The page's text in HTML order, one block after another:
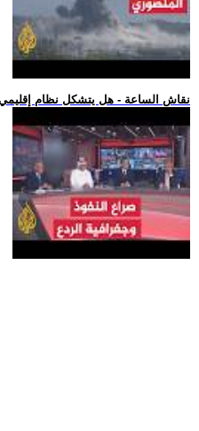
.. نقاش الساعة - هل يتشكل نظام